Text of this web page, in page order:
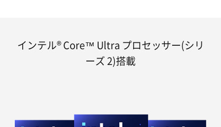
インテル® Core™ Ultra プロセッサー(シリ
ーズ 2)搭載